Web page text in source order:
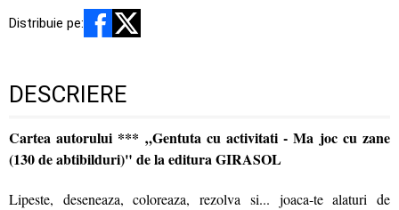
Distribuie pe:
DESCRIERE
Cartea autorului *** „Gentuta cu activitati - Ma joc cu zane
(130 de abtibilduri)" de la editura GIRASOL
Lipeste, deseneaza, coloreaza, rezolva si... joaca-te alaturi de